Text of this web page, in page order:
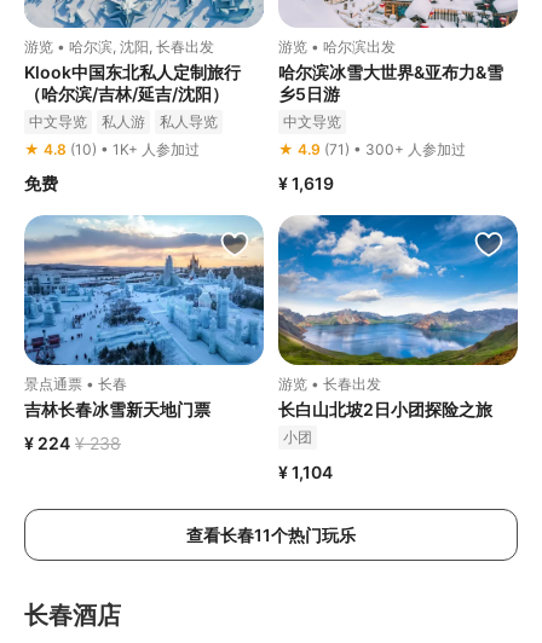
游览 • 哈尔滨, 沈阳, 长春出发
Klook中国东北私人定制旅行
（哈尔滨/吉林/延吉/沈阳）
中文导览 私人游
私人导览
★ 4.8 (10) • 1K+ 人参加过
免费
游览 • 哈尔滨出发
哈尔滨冰雪大世界&亚布力&雪
乡5日游
中文导览
★ 4.9 (71) • 300+ 人参加过
¥ 1,619
景点通票 • 长春
吉林长春冰雪新天地门票
¥ 224 ¥ 238
游览 • 长春出发
长白山北坡2日小团探险之旅
小团
¥ 1,104
查看长春11个热门玩乐
长春酒店